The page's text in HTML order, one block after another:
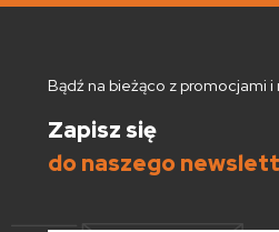
Bądź na bieżąco z promocjami i
Zapisz się
do naszego